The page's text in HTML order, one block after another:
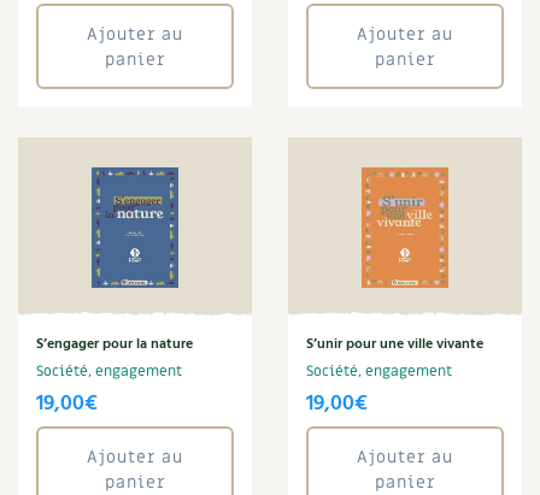
Ajouter au
panier
Ajouter au
panier
S’engager pour la nature
Société, engagement
19,00€
Ajouter au
panier
S’unir pour une ville vivante
Société, engagement
19,00€
Ajouter au
panier